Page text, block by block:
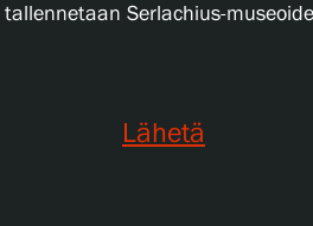
Serlachius-
Lähetä